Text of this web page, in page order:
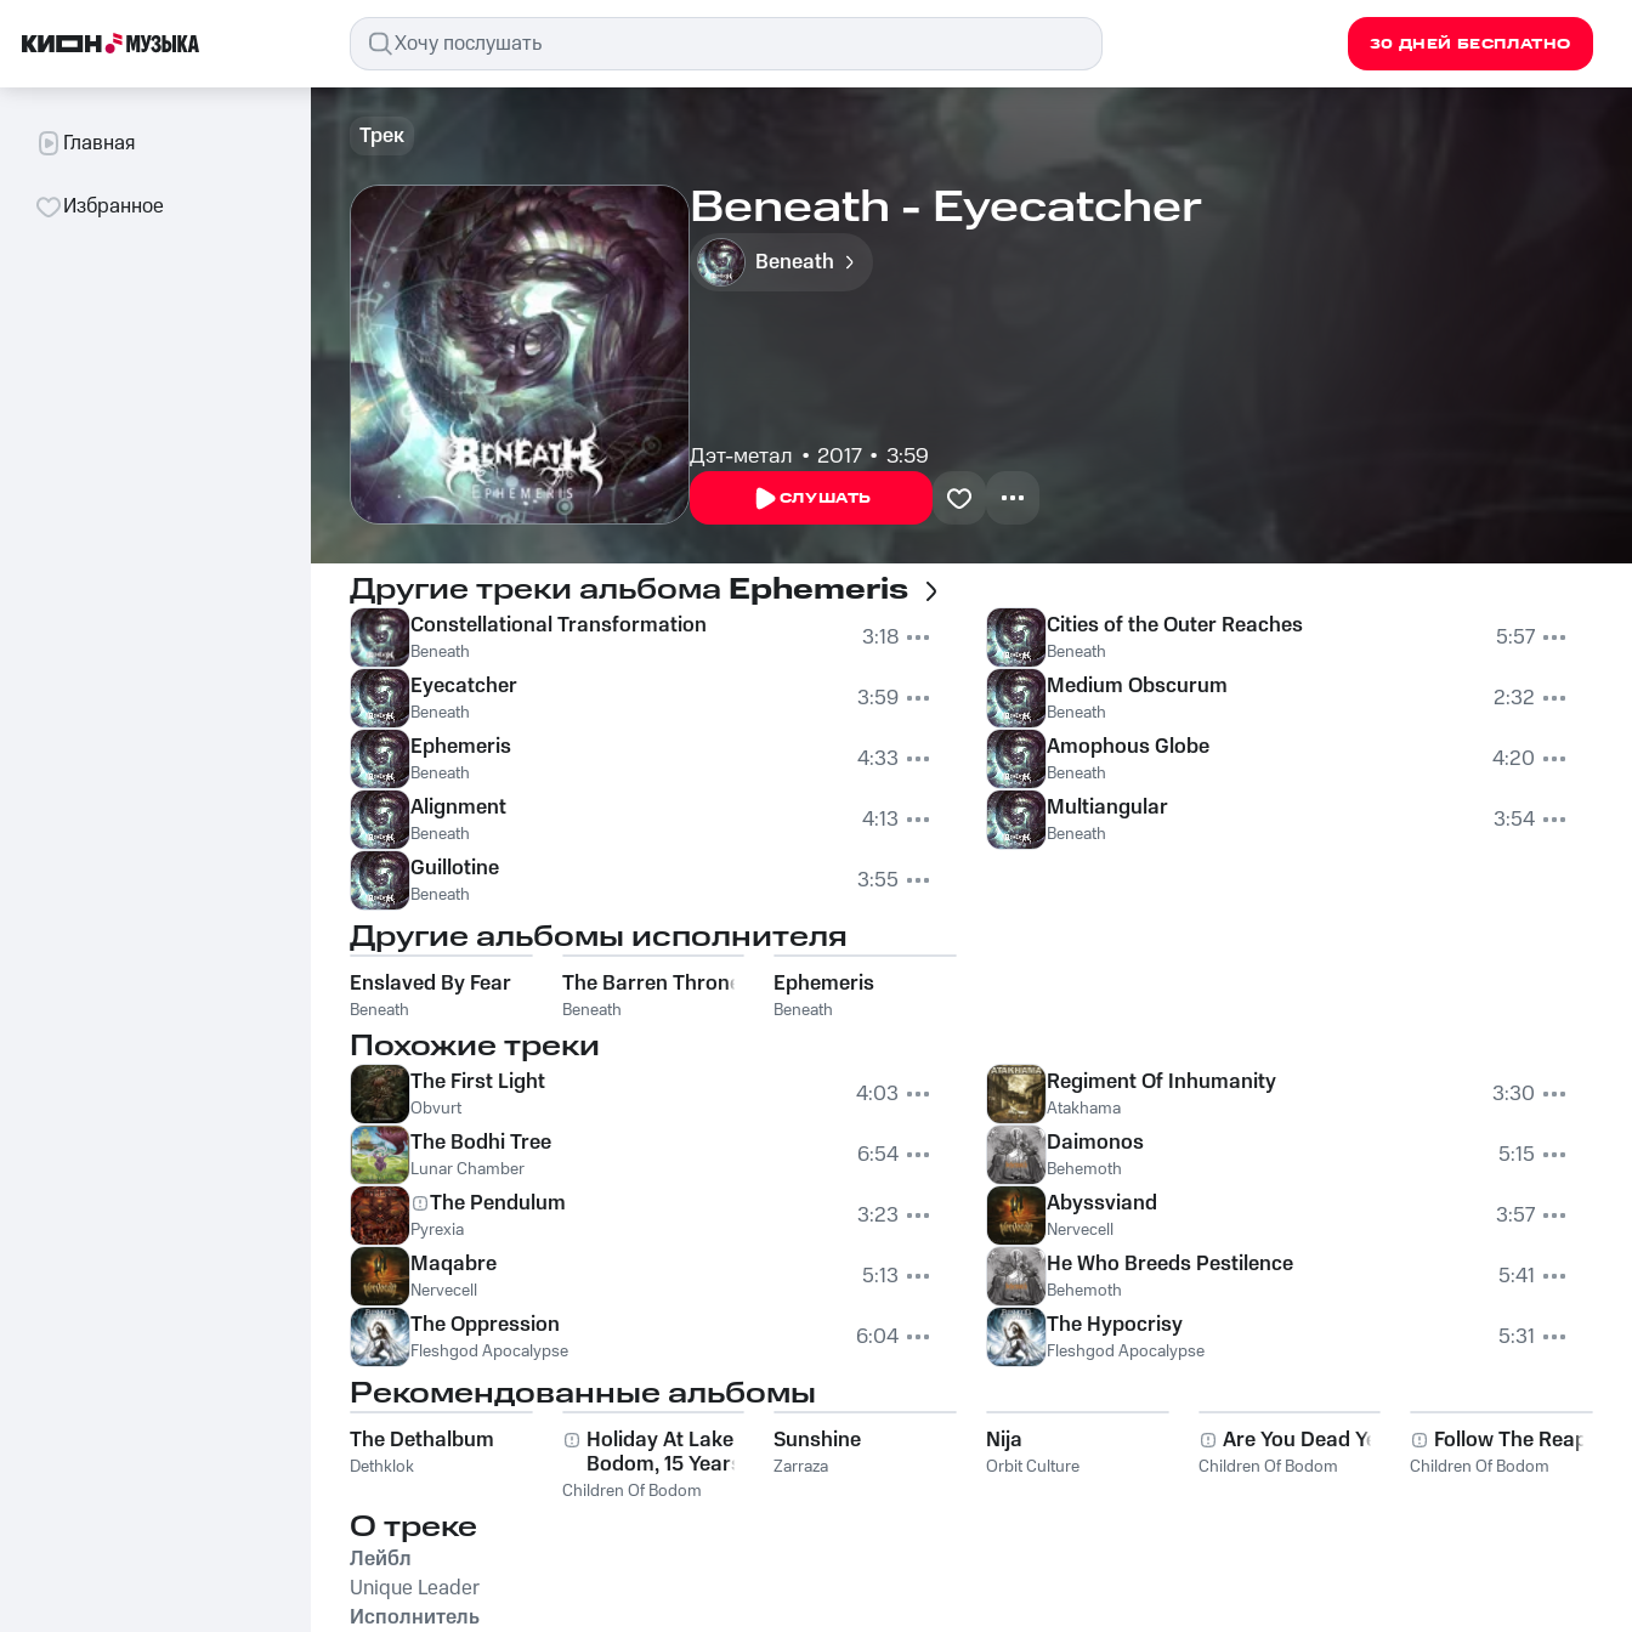
30 ДНЕЙ БЕСПЛАТНО
Главная
Избранное
Трек
Beneath - Eyecatcher
Beneath
Дэт-метал 2017 3:59
СЛУШАТЬ
Другие треки альбома Ephemeris
Constellational Transformation
Beneath
3:18
Eyecatcher
Beneath
3:59
Ephemeris
Beneath
4:33
Alignment
Beneath
4:13
Guillotine
Beneath 3:55
Cities of the Outer Reaches
Beneath
5:57
Medium Obscurum
Beneath
2:32
Amophous Globe
Beneath
4:20
Multiangular
Beneath 3:54
Другие альбомы исполнителя
Enslaved By Fear
Beneath
The Barren Throne
Beneath
Ephemeris
Beneath
Похожие треки
The First Light
Obvurt
4:03
The Bodhi Tree
Lunar Chamber
6:54
The Pendulum
Pyrexia
3:23
Maqabre
Nervecell
5:13
The Oppression
Fleshgod Apocalypse 6:04
Regiment Of Inhumanity
Atakhama
3:30
Daimonos
Behemoth
5:15
Abyssviand
Nervecell
3:57
He Who Breeds Pestilence
Behemoth
5:41
The Hypocrisy
Fleshgod Apocalypse 5:31
Рекомендованные альбомы
The Dethalbum
Dethklok
Holiday At Lake
Bodom, 15 Years of
Wasted Youth
Children Of Bodom
Sunshine
Zarraza
Nija
Orbit Culture
Are You Dead Yet?
Children Of Bodom
Follow The Reaper
Children Of Bodom
О треке
Лейбл
Unique Leader
Исполнитель